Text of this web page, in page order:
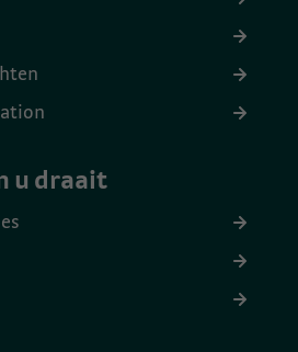
u draait